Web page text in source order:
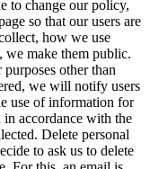
to change our policy,
so that our users are
how we use
we make them public.
other than
we will notify users
use of information for
accordance with the
Delete personal
to ask us to delete